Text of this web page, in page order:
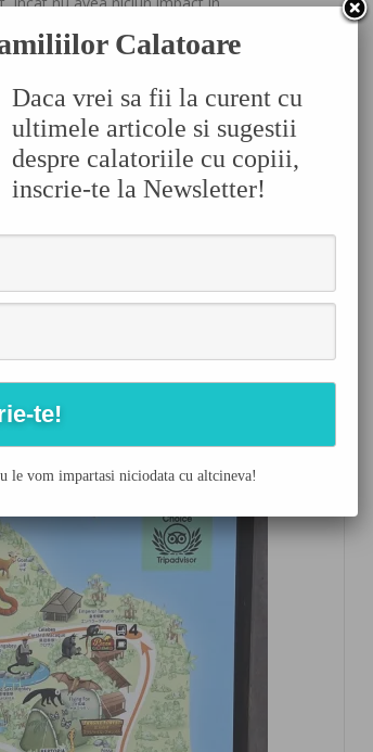
si partea de acvariu, pesti etc. Cel
ce zgomote fac animalele, sa vezi
cu degetul
te poti plimba intre diferitele statii,
Calatoare
Daca vrei sa fii la curent cu
ultimele articole si sugestii
despre calatoriile cu copiii,
inscrie-te la Newsletter!
le vom impartasi niciodata cu altcineva!